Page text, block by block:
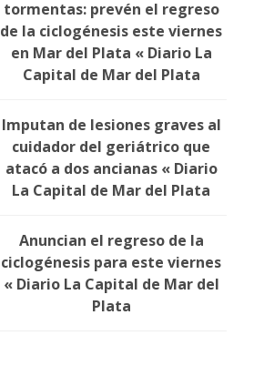
tormentas: prevén el regreso
de la ciclogénesis este viernes
en Mar del Plata « Diario La
Capital de Mar del Plata
Imputan de lesiones graves al
cuidador del geriátrico que
atacó a dos ancianas « Diario
La Capital de Mar del Plata
Anuncian el regreso de la
ciclogénesis para este viernes
« Diario La Capital de Mar del
Plata